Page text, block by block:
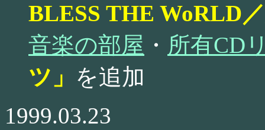
BLESS THE WoRLD
音楽の部屋 ・ 所有CD
ツ」 を追加
1999.03.23